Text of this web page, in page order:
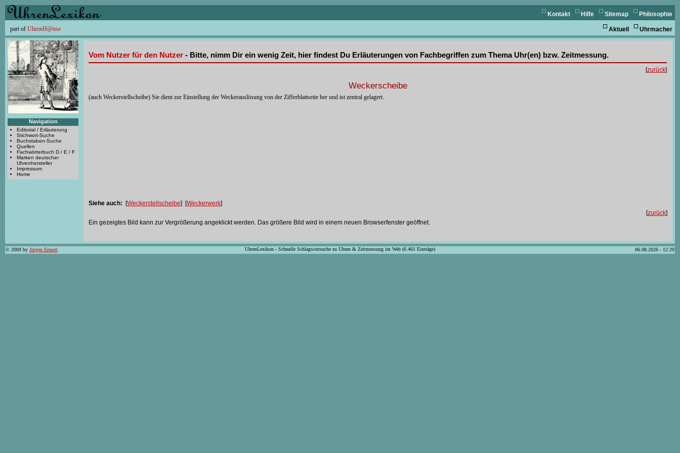
Philosophie
Sitemap
Hilfe
Kontakt
part of UhrenH@nse Uhrmacher
Aktuell
Navigation
Editorial / Erläuterung
Stichwort-Suche
Buchstaben-Suche
Quellen
Fachwörterbuch D / E / F
Marken deutscher
Uhrenhersteller
Impressum
Home
Vom Nutzer für den Nutzer - Bitte, nimm Dir ein wenig Zeit, hier findest Du Erläuterungen von Fachbegriffen zum Thema Uhr(en) bzw. Zeitmessung.
[zurück]
Weckerscheibe
(auch Weckerstellscheibe) Sie dient zur Einstellung der Weckerauslösung von der Zifferblattseite her und ist zentral gelagert.
Siehe auch: [Weckerstellscheibe] [Weckerwerk]
[zurück]
Ein gezeigtes Bild kann zur Vergrößerung angeklickt werden. Das größere Bild wird in einem neuen Browserfenster geöffnet.
© 2009 by Jürgen Ermert 06.08.2026 - 12:29
UhrenLexikon - Schnelle Schlagwortsuche zu Uhren & Zeitmessung im Web (6.461 Einträge)